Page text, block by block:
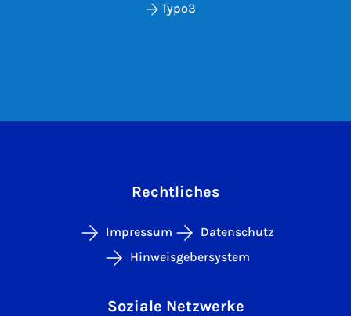
Typo3
Rechtliches
Impressum
Datenschutz
Hinweisgebersystem
Soziale Netzwerke